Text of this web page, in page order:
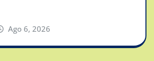
Ago 6, 2026